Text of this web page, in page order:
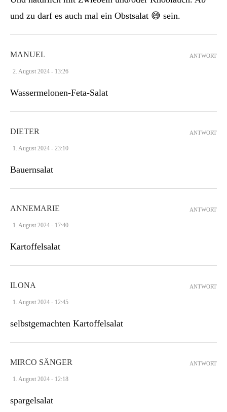
und zu darf es auch mal ein Obstsalat 😅 sein.
MANUEL
2. August 2024 - 13:26
Wassermelonen-Feta-Salat
ANTWORT
DIETER
1. August 2024 - 23:10
Bauernsalat
ANTWORT
ANNEMARIE
1. August 2024 - 17:40
Kartoffelsalat
ANTWORT
ILONA
1. August 2024 - 12:45
selbstgemachten Kartoffelsalat
ANTWORT
MIRCO SÄNGER
1. August 2024 - 12:18
spargelsalat
ANTWORT